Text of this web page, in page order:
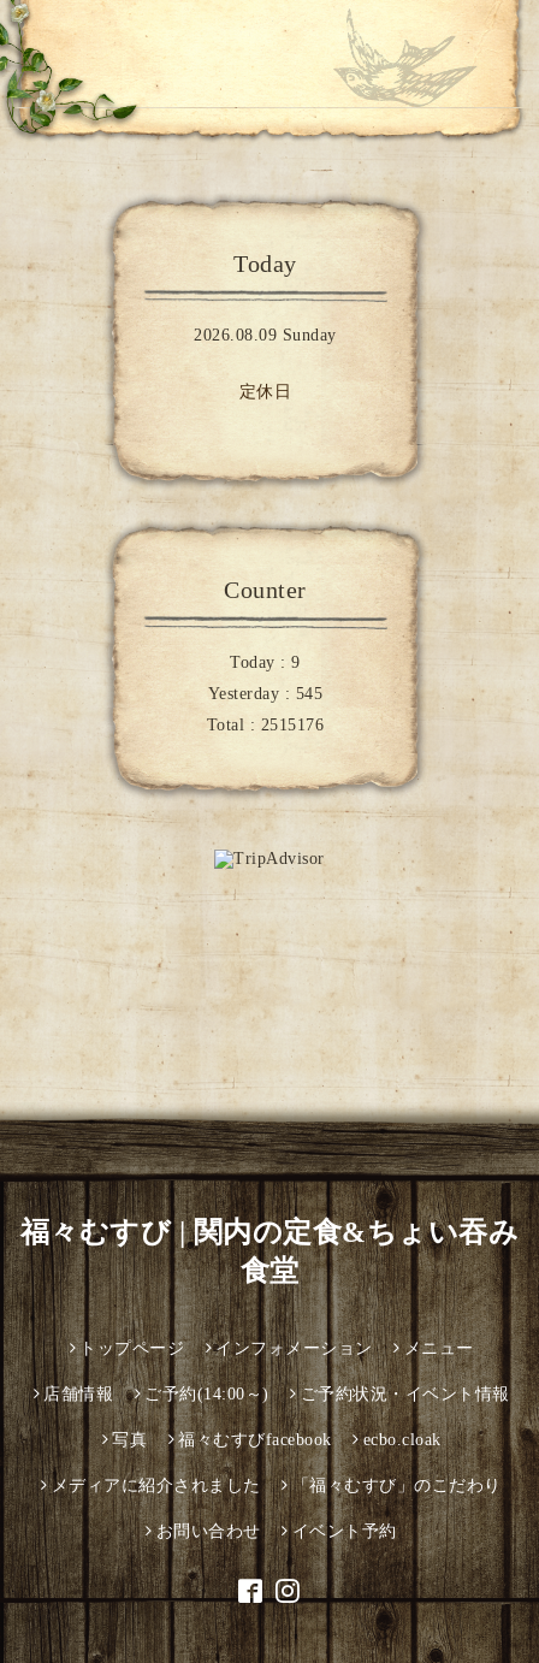
Today
2026.08.09 Sunday
定休日
Counter
Today :9
Yesterday : 545
Total : 2515176
福々むすび | 関内の定食&ちょい吞み
食堂
トップページ インフォメーション メニュー
店舗情報 ご予約(14:00～) ご予約状況・イベント情報
写真 福々むすびfacebook ecbo.cloak
メディアに紹介されました 「福々むすび」のこだわり
お問い合わせ イベント予約